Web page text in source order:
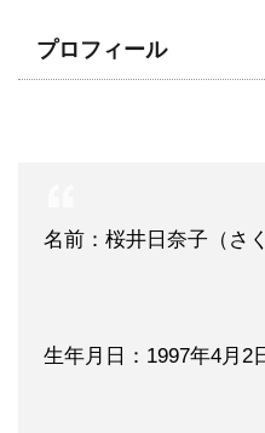
プロフィール
名前：桜井日奈子（さ
生年月日：1997年4月2